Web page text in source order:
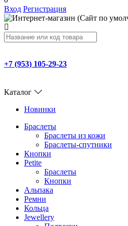
Вход Регистрация
+7 (953) 105-29-23
Каталог
Новинки
Браслеты
Браслеты из кожи
Браслеты-спутники
Кнопки
Petite
Браслеты
Кнопки
Альпака
Ремни
Кольца
Jewellery